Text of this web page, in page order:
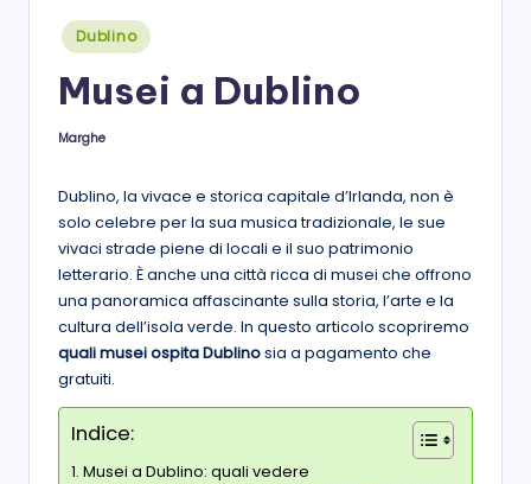
Posted
in
Dublino
Musei a Dublino
Posted
Marghe
Dublino, la vivace e storica capitale d’Irlanda, non è
solo celebre per la sua musica tradizionale, le sue
vivaci strade piene di locali e il suo patrimonio
letterario. È anche una città ricca di musei che offrono
una panoramica affascinante sulla storia, l’arte e la
cultura dell’isola verde. In questo articolo scopriremo
quali musei ospita Dublinosia a pagamento che
gratuiti.
Indice:
Musei a Dublino: quali vedere